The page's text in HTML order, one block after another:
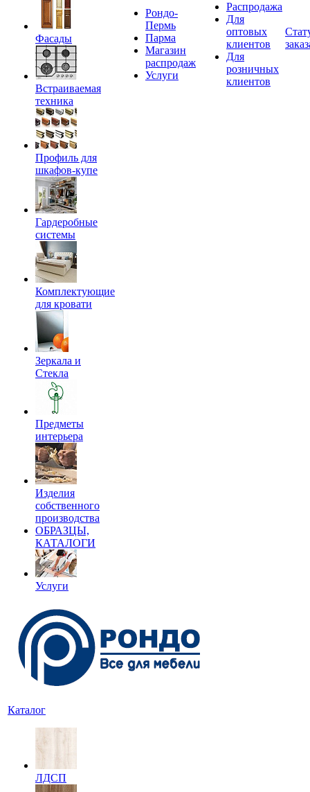
Фасады
Встраиваемая
техника
Профиль для
шкафов-купе
Гардеробные
системы
Комплектующие
для кровати
Зеркала и
Стекла
Предметы
интерьера
Изделия
собственного
производства
ОБРАЗЦЫ,
КАТАЛОГИ
Услуги
Рондо-
Пермь
Парма
Магазин
распродаж
Услуги
Распродажа
Для
оптовых
клиентов
Для
розничных
клиентов
Каталог
ЛДСП